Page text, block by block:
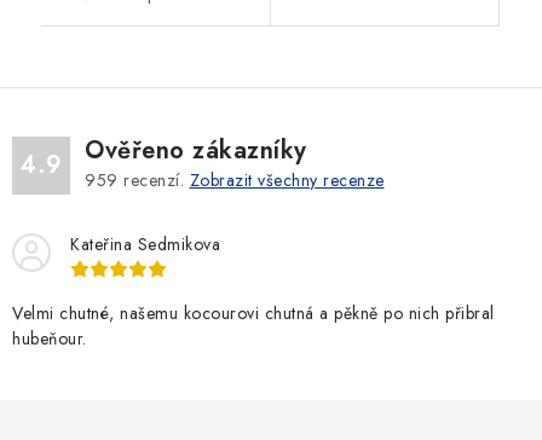
4.9 Ověřeno zákazníky
959 recenzí. Zobrazit všechny recenze
Kateřina Sedmikova
Velmi chutné, našemu kocourovi chutná a pěkně po nich přibral
hubeňour.